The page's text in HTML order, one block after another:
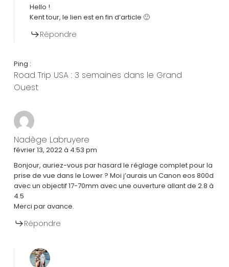
Hello !
Kent tour, le lien est en fin d’article 🙂
Répondre
Ping :
Road Trip USA : 3 semaines dans le Grand
Ouest
Nadège Labruyere
février 13, 2022 à 4:53 pm
Bonjour, auriez-vous par hasard le réglage complet pour la
prise de vue dans le Lower ? Moi j’aurais un Canon eos 800d
avec un objectif 17-70mm avec une ouverture allant de 2.8 à
4.5
Merci par avance.
Répondre